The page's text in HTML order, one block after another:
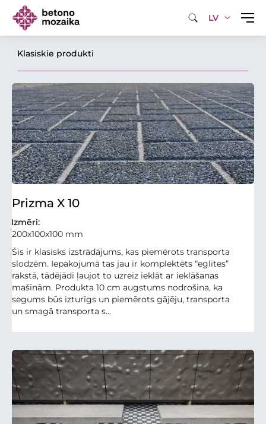
LV
Klasiskie produkti
Prizma X 10
Izmēri:
200x100x100 mm
Šis ir klasisks izstrādājums, kas piemērots transporta
slodzēm. Iepakojumā tas jau ir komplektēts “eglītes”
rakstā, tādējādi ļaujot to uzreiz ieklāt ar ieklāšanas
mašīnām. Produkta 10 cm augstums nodrošina, ka
segums būs izturīgs un piemērots gājēju, transporta
un smagā transporta s...